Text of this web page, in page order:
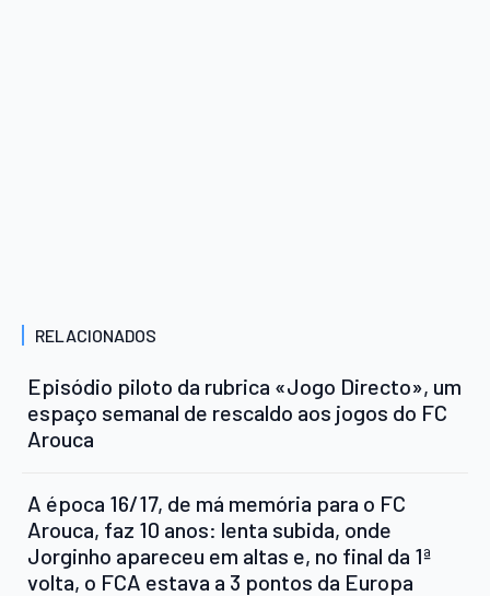
RELACIONADOS
Episódio piloto da rubrica «Jogo Directo», um
espaço semanal de rescaldo aos jogos do FC
Arouca
A época 16/17, de má memória para o FC
Arouca, faz 10 anos: lenta subida, onde
Jorginho apareceu em altas e, no final da 1ª
volta, o FCA estava a 3 pontos da Europa